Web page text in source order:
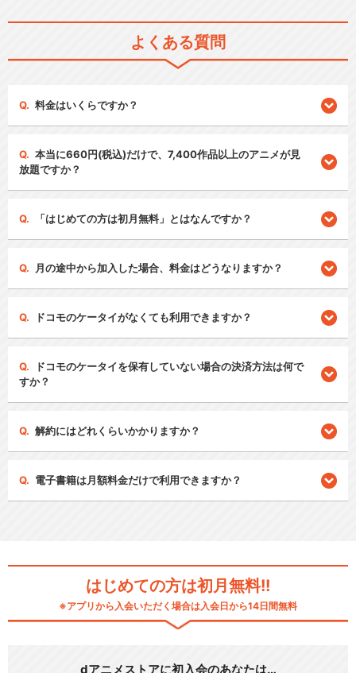
よくある質問
料金はいくらですか？
本当に660円(税込)だけで、7,400作品以上のアニメが見
放題ですか？
「はじめての方は初月無料」とはなんですか？
月の途中から加入した場合、料金はどうなりますか？
ドコモのケータイがなくても利用できますか？
ドコモのケータイを保有していない場合の決済方法は何で
すか？
解約にはどれくらいかかりますか？
電子書籍は月額料金だけで利用できますか？
はじめての方は初月無料!!
※アプリから入会いただく場合は入会日から14日間無料
dアニメストアに初入会のあなたは…